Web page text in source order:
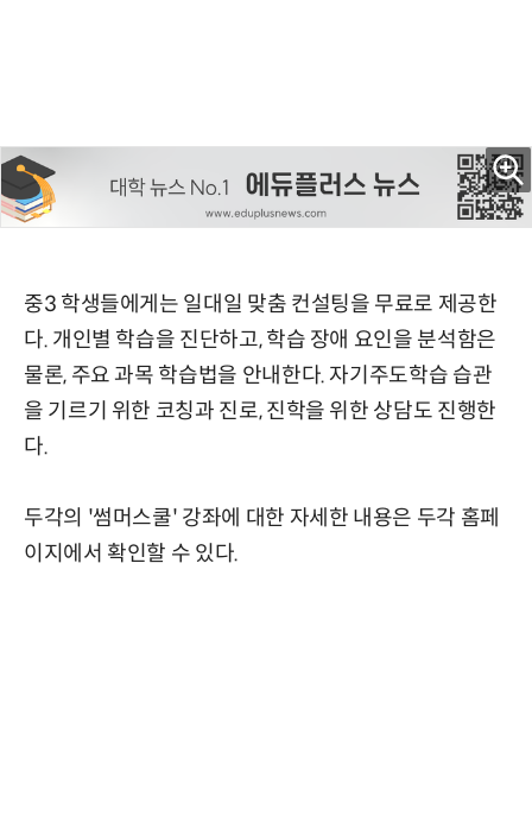
중3 학생들에게는 일대일 맞춤 컨설팅을 무료로 제공한
다. 개인별 학습을 진단하고, 학습 장애 요인을 분석함은
물론, 주요 과목 학습법을 안내한다. 자기주도학습 습관
을 기르기 위한 코칭과 진로, 진학을 위한 상담도 진행한
다.
두각의 '썸머스쿨' 강좌에 대한 자세한 내용은 두각 홈페
이지에서 확인할 수 있다.